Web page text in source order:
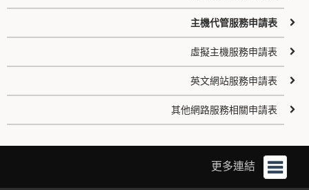
主機代管服務申請表
虛擬主機服務申請表
英文網站服務申請表
其他網路服務相關申請表
更多連結